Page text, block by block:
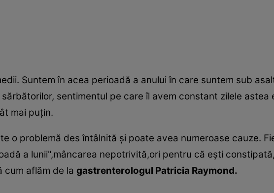
Suntem în acea perioadă a anului în care suntem sub
sentimentul pe care îl avem constant zilele
mai puţin.
o problemă des întâlnită şi poate avea numeroase cauze.
a lunii",mâncarea nepotrivită,ori pentru că eşti
cum aflăm de la gastrenterologul Patricia Raymond.